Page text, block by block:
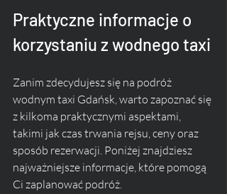
Praktyczne informacje o
korzystaniu z wodnego taxi
Zanim zdecydujesz się na podróż
wodnym taxi Gdańsk, warto zapoznać się
z kilkoma praktycznymi aspektami,
takimi jak czas trwania rejsu, ceny oraz
sposób rezerwacji. Poniżej znajdziesz
najważniejsze informacje, które pomogą
Ci zaplanować podróż.